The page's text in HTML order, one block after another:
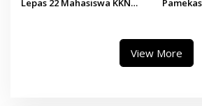
Lepas 22 Mahasiswa KKN
View More